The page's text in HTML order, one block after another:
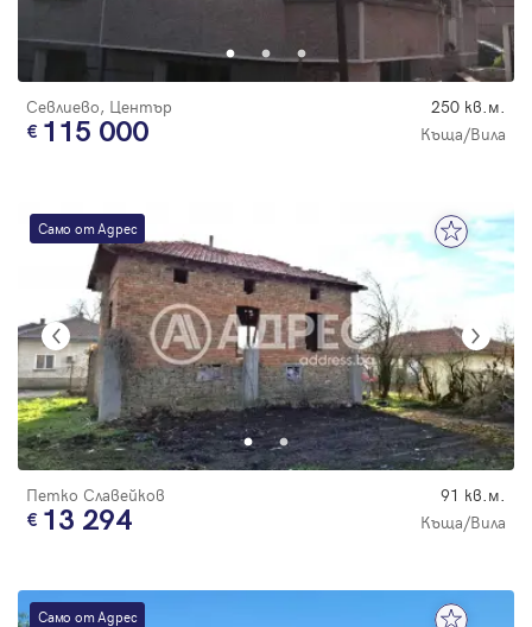
Севлиево, Център 250 кв.м.
115 000 Къща/Вила
Само от Адрес
Петко Славейков 91 кв.м.
13 294 Къща/Вила
Само от Адрес
Парола
Забравена парола
Регистрация